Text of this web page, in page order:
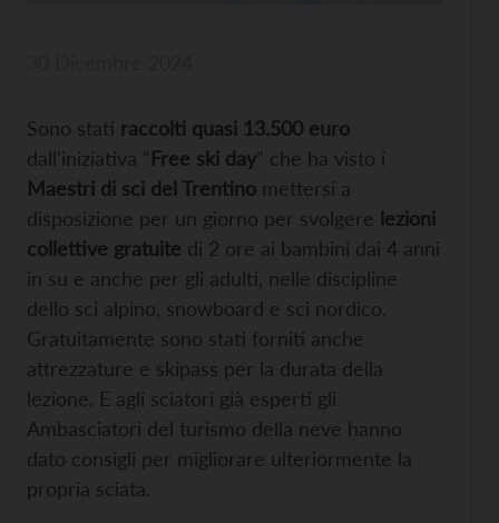
Sono stati raccolti quasi 13.500 euro
dall’iniziativa “Free ski day” che ha visto i
Maestri di sci del Trentino mettersi a
disposizione per un giorno per svolgere lezioni
collettive gratuite di 2 ore ai bambini dai 4 anni
in su e anche per gli adulti, nelle discipline
dello sci alpino, snowboard e sci nordico.
Gratuitamente sono stati forniti anche
attrezzature e skipass per la durata della
lezione. E agli sciatori già esperti gli
Ambasciatori del turismo della neve hanno
dato consigli per migliorare ulteriormente la
propria sciata.